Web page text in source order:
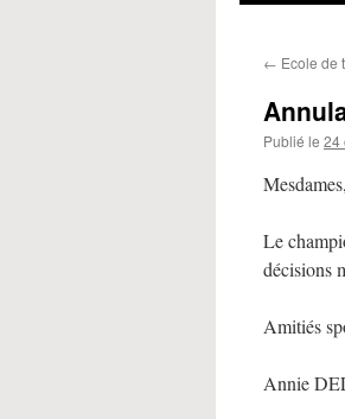
← Ecole de
Publié le 24
Le
décisions
Amitiés
Annie